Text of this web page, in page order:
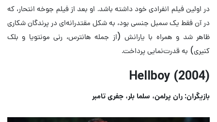
در اولین فیلم انفرادی خود داشته باشد. او بعد از فیلم جوخه انتحار، که
در آن فقط یک سمبل جنسی بود، به شکل مقتدرانه‌ای در پرندگان شکاری
ظاهر شد و همراه با یارانش (از جمله هانترس، رنی مونتویا و بلک
کنیری) به قدرت‌نمایی پرداخت.
Hellboy (2004)
بازیگران: ران پرلمن، سلما بلر، جفری تامبر